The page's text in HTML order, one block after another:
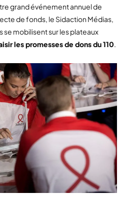
grand événement annuel de
de fonds, le Sidaction Médias,
mobilisent sur les plateaux
les promesses de dons du 110.